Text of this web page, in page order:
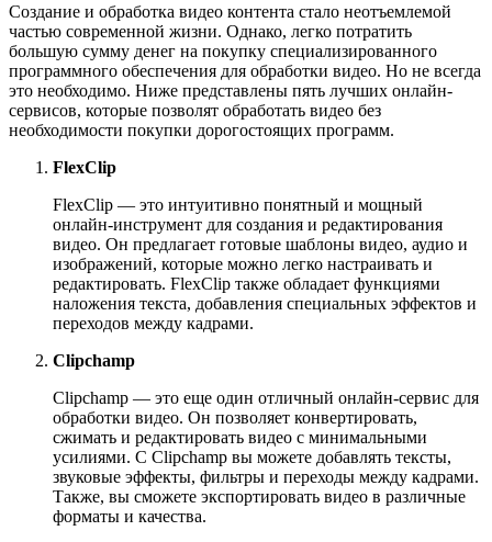
Создание и обработка видео контента стало неотъемлемой
частью современной жизни. Однако, легко потратить
большую сумму денег на покупку специализированного
программного обеспечения для обработки видео. Но не всегда
это необходимо. Ниже представлены пять лучших онлайн-
сервисов, которые позволят обработать видео без
необходимости покупки дорогостоящих программ.
FlexClip
FlexClip — это интуитивно понятный и мощный
онлайн-инструмент для создания и редактирования
видео. Он предлагает готовые шаблоны видео, аудио и
изображений, которые можно легко настраивать и
редактировать. FlexClip также обладает функциями
наложения текста, добавления специальных эффектов и
переходов между кадрами.
Clipchamp
Clipchamp — это еще один отличный онлайн-сервис для
обработки видео. Он позволяет конвертировать,
сжимать и редактировать видео с минимальными
усилиями. С Clipchamp вы можете добавлять тексты,
звуковые эффекты, фильтры и переходы между кадрами.
Также, вы сможете экспортировать видео в различные
форматы и качества.